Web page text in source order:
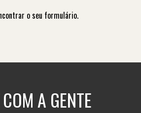
o seu formulário.
A GENTE